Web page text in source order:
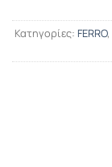
Κατηγορίες: FERRO,